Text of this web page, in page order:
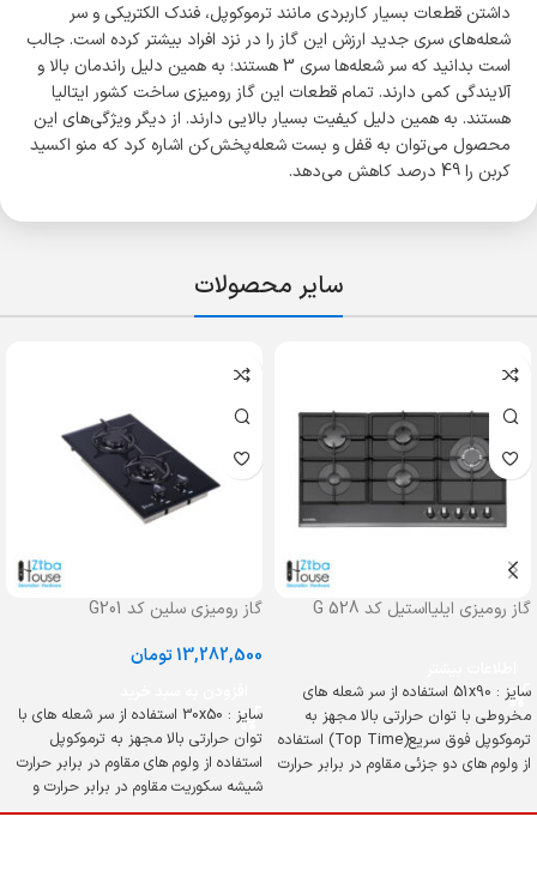
داشتن قطعات بسیار کاربردی مانند ترموکوپل، فندک الکتریکی و سر
شعله‌های سری جدید ارزش این گاز را در نزد افراد بیشتر کرده است. جالب
است بدانید که سر شعله‌ها سری 3 هستند؛ به همین دلیل راندمان بالا و
آلایندگی کمی دارند. تمام قطعات این گاز رومیزی ساخت کشور ایتالیا
هستند. به همین دلیل کیفیت بسیار بالایی دارند. از دیگر ویژگی‌های این
محصول می‌توان به قفل و بست شعله‌پخش‌کن اشاره کرد که منو اکسید
کربن را 49 درصد کاهش می‌دهد.
سایر محصولات
گاز رومیزی ایلیااستیل کد G 528
سایز : 51x90 استفاده از سر شعله های
مخروطی با توان حرارتی بالا مجهز به
ترموکوپل فوق سریع(Top Time) استفاده
از ولوم های دو جزئی مقاوم در برابر حرارت
ضربه
گاز رومیزی سلین کد G201
13,282,500تومان
سایز : 30x50 استفاده از سر شعله های با
توان حرارتی بالا مجهز به ترموکوپل
استفاده از ولوم های مقاوم در برابر حرارت
شیشه سکوریت مقاوم در برابر حرارت و
ضربه